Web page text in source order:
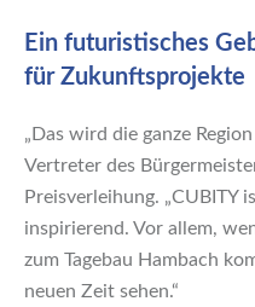
Ein futuristisches
für Zukunftsprojekte
„Das wird die ganze
Vertreter des
Preisverleihung. „CUBITY
inspirierend. Vor allem,
zum Tagebau Hambach
neuen Zeit sehen.“